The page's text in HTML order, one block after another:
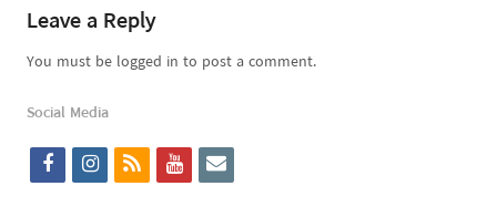
Leave a Reply
You must be logged in to post a comment.
Social Media
f
i
r
y
e